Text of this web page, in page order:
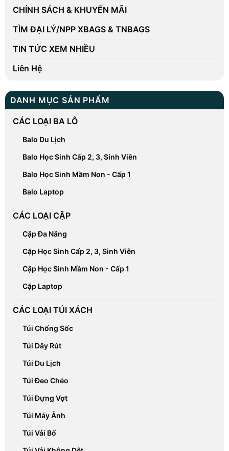
CHÍNH SÁCH & KHUYẾN MÃI
TÌM ĐẠI LÝ/NPP XBAGS & TNBAGS
TIN TỨC XEM NHIỀU
Liên Hệ
DANH MỤC SẢN PHẨM
CÁC LOẠI BA LÔ
Balo Du Lịch
Balo Học Sinh Cấp 2, 3, Sinh Viên
Balo Học Sinh Mầm Non - Cấp 1
Balo Laptop
CÁC LOẠI CẶP
Cặp Đa Năng
Cặp Học Sinh Cấp 2, 3, Sinh Viên
Cặp Học Sinh Mầm Non - Cấp 1
Cặp Laptop
CÁC LOẠI TÚI XÁCH
Túi Chống Sốc
Túi Dây Rút
Túi Du Lịch
Túi Đeo Chéo
Túi Đựng Vợt
Túi Máy Ảnh
Túi Vải Bố